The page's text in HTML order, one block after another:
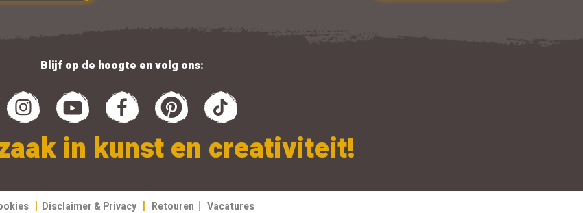
Blijf op de hoogte en volg ons:
in kunst en creativiteit!
| Disclaimer & Privacy | Retouren | Vacatures